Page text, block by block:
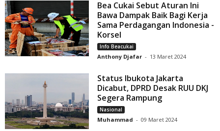
Bea Cukai Sebut Aturan Ini
Bawa Dampak Baik Bagi Kerja
Sama Perdagangan Indonesia -
Korsel
Info Beacukai
Anthony Djafar - 13 Maret 2024
Status Ibukota Jakarta
Dicabut, DPRD Desak RUU DKJ
Segera Rampung
Nasional
Muhammad - 09 Maret 2024